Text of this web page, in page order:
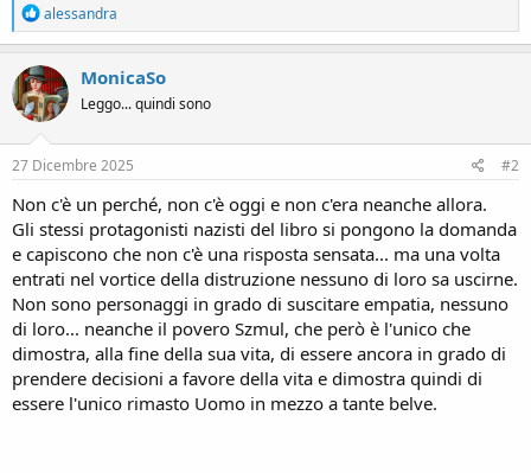
R
e
a
c
t
i
o
n
s
alessandra
MonicaSo
Leggo... quindi sono
27 Dicembre 2025 #2
Non c'è un perché, non c'è oggi e non c'era neanche allora.
Gli stessi protagonisti nazisti del libro si pongono la domanda
e capiscono che non c'è una risposta sensata... ma una volta
entrati nel vortice della distruzione nessuno di loro sa uscirne.
Non sono personaggi in grado di suscitare empatia, nessuno
di loro... neanche il povero Szmul, che però è l'unico che
dimostra, alla fine della sua vita, di essere ancora in grado di
prendere decisioni a favore della vita e dimostra quindi di
essere l'unico rimasto Uomo in mezzo a tante belve.